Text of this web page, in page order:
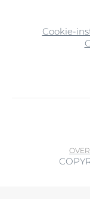
Cookie-
OVER